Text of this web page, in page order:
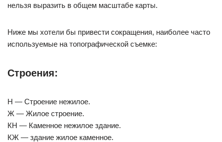
нельзя выразить в общем масштабе карты.
Ниже мы хотели бы привести сокращения, наиболее часто
используемые на топографической съемке:
Строения:
Н — Строение нежилое.
Ж — Жилое строение.
КН — Каменное нежилое здание.
КЖ — здание жилое каменное.